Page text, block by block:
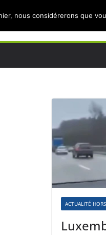
ACTUALITÉ
nous considérerons que